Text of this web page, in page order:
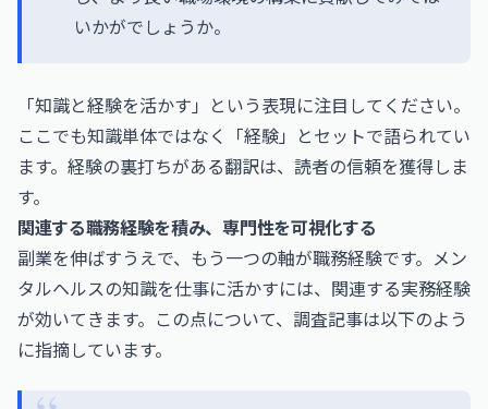
いかがでしょうか。
「知識と経験を活かす」という表現に注目してください。
ここでも知識単体ではなく「経験」とセットで語られてい
ます。経験の裏打ちがある翻訳は、読者の信頼を獲得しま
す。
関連する職務経験を積み、専門性を可視化する
副業を伸ばすうえで、もう一つの軸が職務経験です。メン
タルヘルスの知識を仕事に活かすには、関連する実務経験
が効いてきます。この点について、調査記事は以下のよう
に指摘しています。